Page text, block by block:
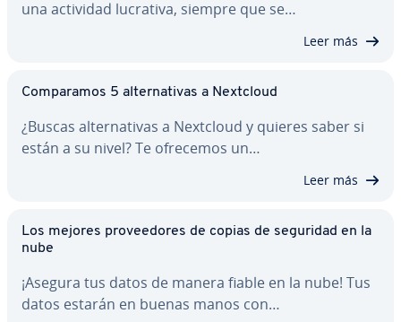
una actividad lucrativa, siempre que se…
Leer más
Co­m­pa­ra­mos 5 al­te­r­na­ti­vas a Nextcloud
¿Buscas al­te­r­na­ti­vas a Nextcloud y quieres saber si
están a su nivel? Te ofrecemos un…
Leer más
Los mejores pro­vee­do­res de copias de seguridad en la
nube
¡Asegura tus datos de manera fiable en la nube! Tus
datos estarán en buenas manos con…